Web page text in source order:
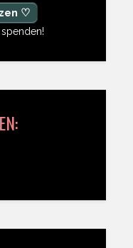
♡
spenden!